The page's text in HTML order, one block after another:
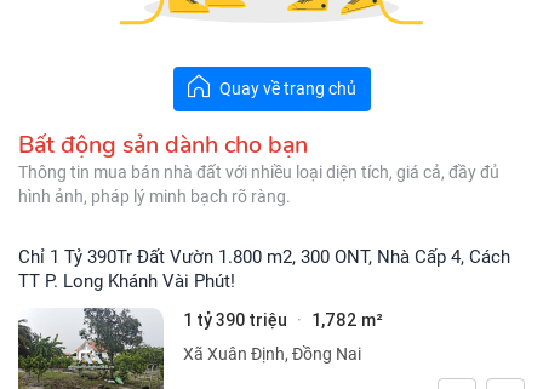
Quay về trang chủ
Bất động sản dành cho bạn
Thông tin mua bán nhà đất với nhiều loại diện tích, giá cả, đầy đủ
hình ảnh, pháp lý minh bạch rõ ràng.
Chỉ 1 Tỷ 390Tr Đất Vườn 1.800 m2, 300 ONT, Nhà Cấp 4, Cách
TT P. Long Khánh Vài Phút!
1 tỷ 390 triệu · 1,782 m²
Xã Xuân Định, Đồng Nai